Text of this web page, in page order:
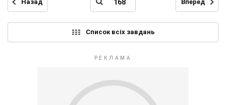
Назад Вперед
Список всіх завдань